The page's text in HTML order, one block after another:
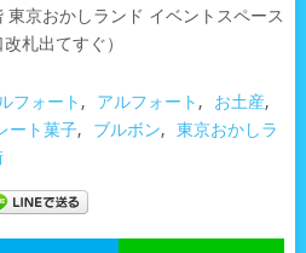
京おかしランド イベントスペース
札出てすぐ）
フォート , アルフォート , お土産,
ート菓子, ブルボン,
東京おかしラ